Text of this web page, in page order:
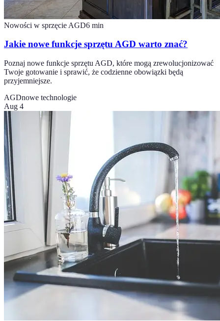
Nowości w sprzęcie AGD6 min
Jakie nowe funkcje sprzętu AGD warto znać?
Poznaj nowe funkcje sprzętu AGD, które mogą zrewolucjonizować
Twoje gotowanie i sprawić, że codzienne obowiązki będą
przyjemniejsze.
AGDnowe technologie
Aug 4